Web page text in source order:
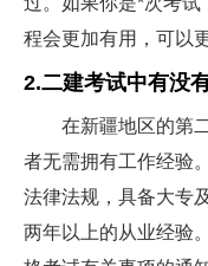
程会更加有用，可以
2.二建考试中有没
在新疆地区的第
者无需拥有工作经验
法律法规，具备大专
两年以上的从业经验